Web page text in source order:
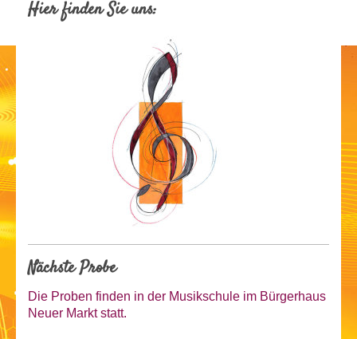
Hier finden Sie uns:
Nächste Probe
Die Proben finden in der Musikschule im Bürgerhaus
Neuer Markt statt.